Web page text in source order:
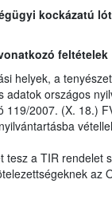
kockázatú
feltételek
helyek, a
adatok országos
119/2007. (X. 18.)
tesz a TIR rendelet
az